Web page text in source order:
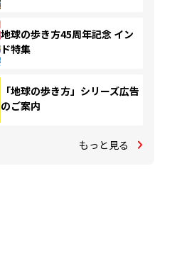
地球の歩き方45周年記念 イン
ド特集
「地球の歩き方」シリーズ広告
のご案内
もっと見る